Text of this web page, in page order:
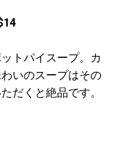
トパイスープ。カ
いのスープはその
だくと絶品です。